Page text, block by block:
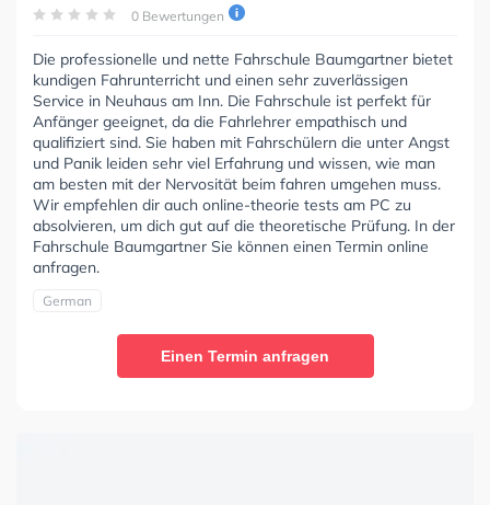
0 Bewertungen
Die professionelle und nette Fahrschule Baumgartner bietet
kundigen Fahrunterricht und einen sehr zuverlässigen
Service in Neuhaus am Inn. Die Fahrschule ist perfekt für
Anfänger geeignet, da die Fahrlehrer empathisch und
qualifiziert sind. Sie haben mit Fahrschülern die unter Angst
und Panik leiden sehr viel Erfahrung und wissen, wie man
am besten mit der Nervosität beim fahren umgehen muss.
Wir empfehlen dir auch online-theorie tests am PC zu
absolvieren, um dich gut auf die theoretische Prüfung. In der
Fahrschule Baumgartner Sie können einen Termin online
anfragen.
German
Einen Termin anfragen